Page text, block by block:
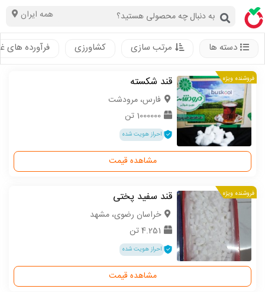
همه ایران
دسته ها مرتب سازی کشاورزی فرآورده های
فروشنده ویژه قند شکسته
فارس، مرودشت
1000000 تن
احراز هویت شده
مشاهده قیمت
فروشنده ویژه قند سفید پختی
خراسان رضوی، مشهد
4.251 تن
احراز هویت شده
مشاهده قیمت